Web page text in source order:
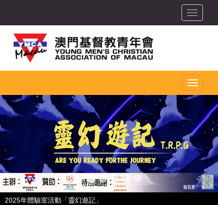
toggle
toggle
2025年體驗室活動「靈幻遊記」